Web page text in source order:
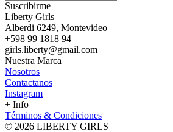
Suscribirme
Liberty Girls
Alberdi 6249, Montevideo
+598 99 1818 94
girls.liberty@gmail.com
Nuestra Marca
Nosotros
Contactanos
Instagram
+ Info
Términos & Condiciones
© 2026 LIBERTY GIRLS